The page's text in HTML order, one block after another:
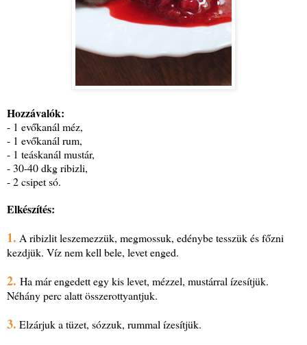
Hozzávalók:
- 1 evőkanál méz,
- 1 evőkanál rum,
- 1 teáskanál mustár,
- 30-40 dkg ribizli,
- 2 csipet só.
Elkészítés:
1. A ribizlit leszemezzük, megmossuk, edénybe tesszük és főzni
kezdjük. Víz nem kell bele, levet enged.
2. Ha már engedett egy kis levet, mézzel, mustárral ízesítjük.
Néhány perc alatt összerottyantjuk.
3. Elzárjuk a tüzet, sózzuk, rummal ízesítjük.